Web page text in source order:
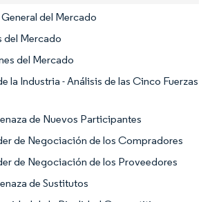
del Mercado
del Mercado
del Mercado
la Industria - Análisis de las Cinco Fuerzas
de Nuevos Participantes
de Negociación de los Compradores
de Negociación de los Proveedores
de Sustitutos